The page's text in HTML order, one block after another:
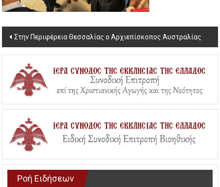
Post
navigation
Στην Περιφέρεια Θεσσαλίας ο Αρχιεπίσκοπος Αυστραλίας
Ροή Ειδήσεων